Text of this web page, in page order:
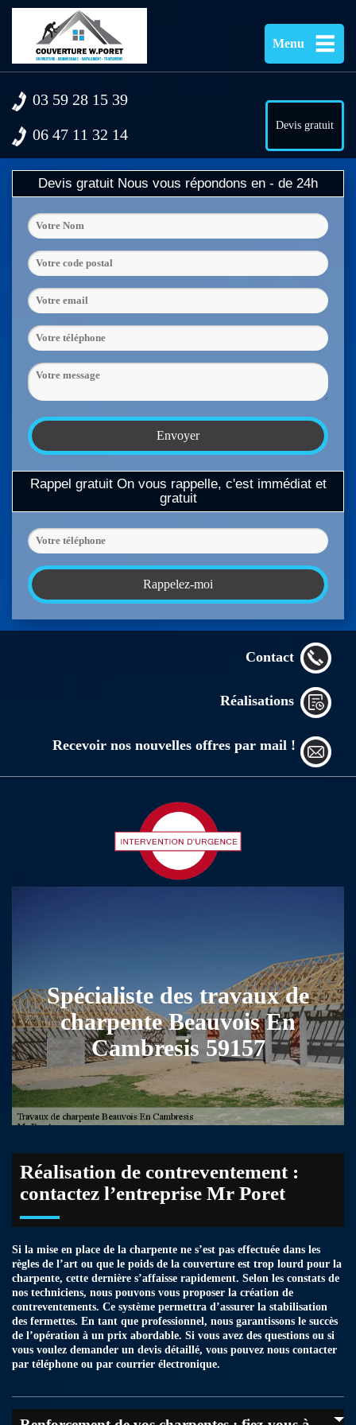
Menu
03 59 28 15 39
06 47 11 32 14
Devis gratuit
Devis gratuit Nous vous répondons en - de 24h
Rappel gratuit On vous rappelle, c'est immédiat et
gratuit
Contact
Réalisations
Recevoir nos nouvelles offres par mail !
Spécialiste des travaux de
charpente Beauvois En
Cambresis 59157
Réalisation de contreventement :
contactez l’entreprise Mr Poret
Si la mise en place de la charpente ne s’est pas effectuée dans les
règles de l’art ou que le poids de la couverture est trop lourd pour la
charpente, cette dernière s’affaisse rapidement. Selon les constats de
nos techniciens, nous pouvons vous proposer la création de
contreventements. Ce système permettra d’assurer la stabilisation
des fermettes. En tant que professionnel, nous garantissons le succès
de l’opération à un prix abordable. Si vous avez des questions ou si
vous voulez demander un devis détaillé, vous pouvez nous contacter
par téléphone ou par courrier électronique.